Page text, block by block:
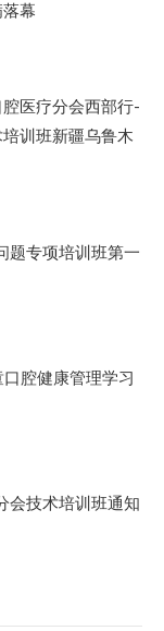
幕
医疗分会西部行-
训班新疆乌鲁木
题专项培训班第一
腔健康管理学习
会技术培训班通知